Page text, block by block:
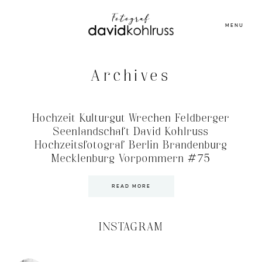
MENU
Archives
Hochzeit Kulturgut Wrechen Feldberger
Seenlandschaft David Kohlruss
Hochzeitsfotograf Berlin Brandenburg
Mecklenburg Vorpommern #75
READ MORE
INSTAGRAM